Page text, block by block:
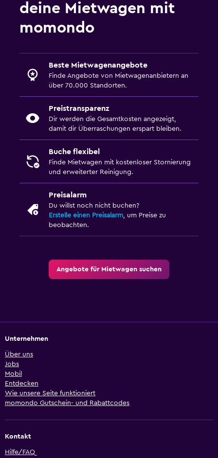
deine Mietwagen mit
momondo
Beste Mietwagenangebote
Finde Angebote von Mietwagenanbietern an
über 70.000 Standorten.
Preistransparenz
Dir werden die Gesamtkosten angezeigt,
damit dir Überraschungen erspart bleiben.
Buche flexibel
Finde Mietwagen mit kostenloser Stornierung
und erweiterter Reinigung.
Preisalarm
Du willst noch nicht buchen?
Erstelle einen Preisalarm, um Preise zu
beobachten.
Angebote für Mietwagen suchen
Unternehmen
Über uns
Jobs
Mobil
Entdecken
Wie unsere Seite funktioniert
momondo Gutschein- und Rabattcodes
Kontakt
Hilfe/FAQ